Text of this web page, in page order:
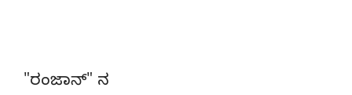
"ರಂಜಾನ್" ನ